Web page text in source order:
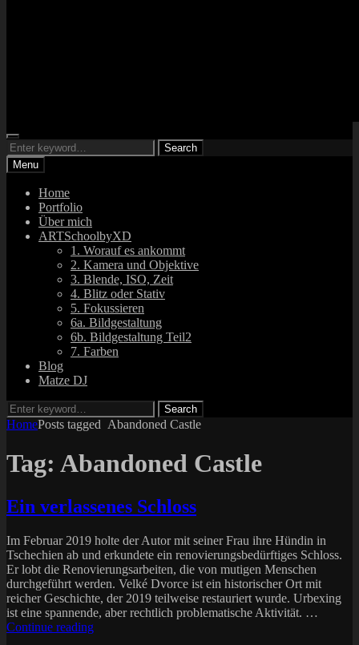
ARTsbyXD
Fotograf und DJ
Search
Search
for:
Search
Menu
Home
Portfolio
Über mich
ARTSchoolbyXD
1. Worauf es ankommt
2. Kamera und Objektive
3. Blende, ISO, Zeit
4. Blitz oder Stativ
5. Fokussieren
6a. Bildgestaltung
6b. Bildgestaltung Teil2
7. Farben
Blog
Matze DJ
Search
for:
Search
HomePosts tagged Abandoned Castle
Tag: Abandoned Castle
Ein verlassenes Schloss
Im Februar 2019 holte der Autor mit seiner Frau ihre Hündin in
Tschechien ab und erkundete ein renovierungsbedürftiges Schloss.
Er lobt die Renovierungsarbeiten, die von mutigen Menschen
durchgeführt werden. Velké Dvorce ist ein historischer Ort mit
reicher Geschichte, der 2019 teilweise restauriert wurde. Urbexing
ist eine spannende, aber rechtlich problematische Aktivität. …
Continue readingEin